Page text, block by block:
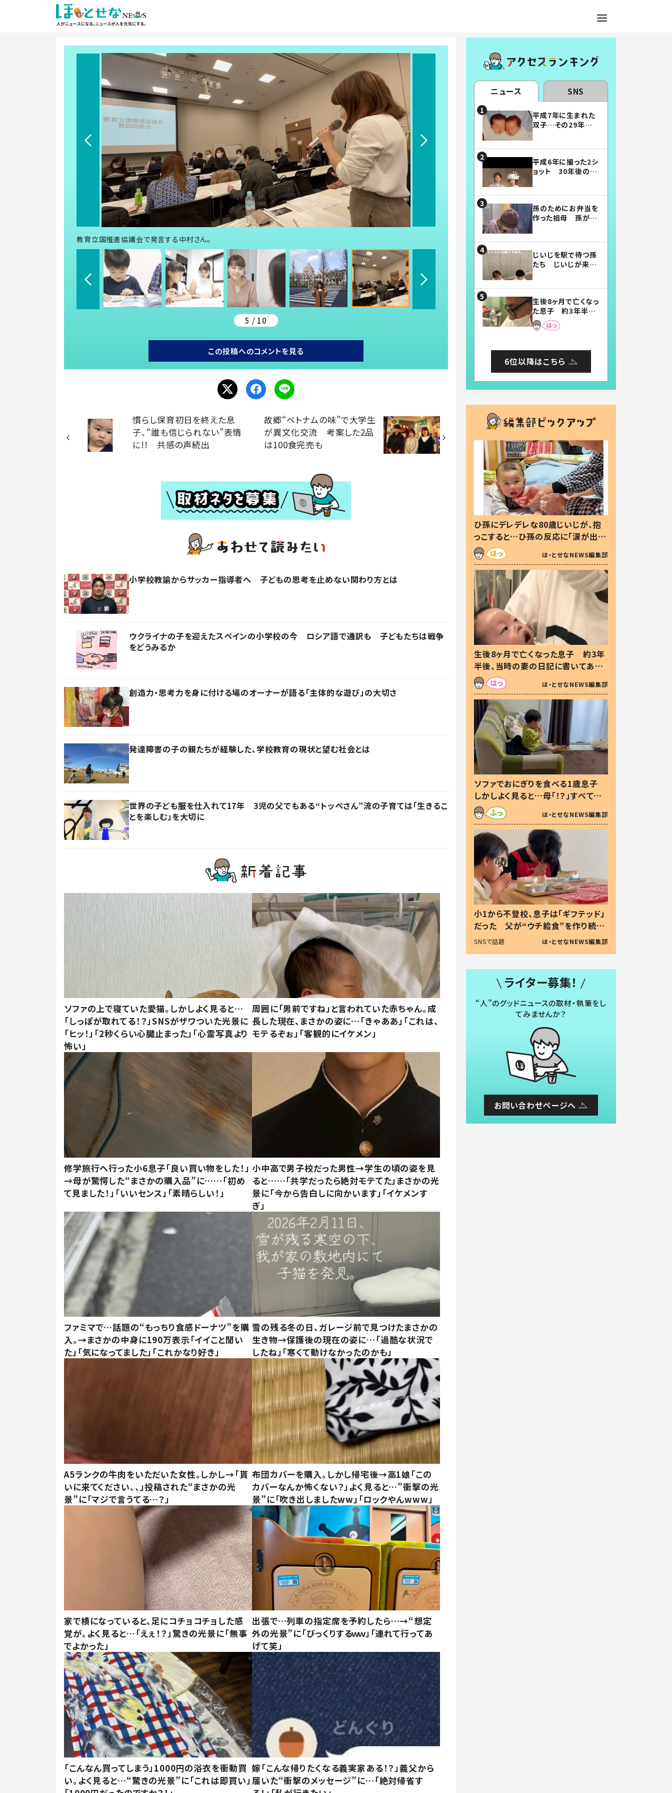
教育立国推進協議会で発言する中村さん。
5 / 10
この投稿へのコメントを見る
慣らし保育初日を終えた息
子、“誰も信じられない”表情
に!! 共感の声続出
故郷“ベトナムの味”で大学生
が異文化交流 考案した2品
は100食完売も
小学校教諭からサッカー指導者へ 子どもの思考を止めない関わり方とは
ウクライナの子を迎えたスペインの小学校の今 ロシア語で通訳も 子どもたちは戦争
をどうみるか
創造力・思考力を身に付ける場のオーナーが語る「主体的な遊び」の大切さ
発達障害の子の親たちが経験した、学校教育の現状と望む社会とは
世界の子ども服を仕入れて17年 3児の父でもある“トッペさん”流の子育ては「生きるこ
とを楽しむ」を大切に
ソファの上で寝ていた愛猫。しかしよく見ると…
「しっぽが取れてる！？」SNSがザワついた光景に
「ヒッ！」「2秒くらい心臓止まった」「心霊写真より
怖い」
周囲に「男前ですね」と言われていた赤ちゃん。成
長した現在、まさかの姿に…「きゃああ」「これは、
モテるぞぉ」「客観的にイケメン」
修学旅行へ行った小6息子「良い買い物をした！」
→母が驚愕した“まさかの購入品”に……「初め
て見ました！」「いいセンス」「素晴らしい！」
小中高で男子校だった男性→学生の頃の姿を見
ると……「共学だったら絶対モテてた」まさかの光
景に「今から告白しに向かいます」「イケメンす
ぎ」
ファミマで…話題の“もっちり食感ドーナツ”を購
入。→まさかの中身に190万表示「イイこと聞い
た」「気になってました」「これかなり好き」
雪の残る冬の日、ガレージ前で見つけたまさかの
生き物→保護後の現在の姿に…「過酷な状況で
したね」「寒くて動けなかったのかも」
A5ランクの牛肉をいただいた女性。しかし→「貰
いに来てください、、」投稿された“まさかの光
景”に「マジで言うてる…？」
布団カバーを購入。しかし帰宅後→高1娘「この
カバーなんか怖くない？」よく見ると…”衝撃の光
景”に「吹き出しましたww」「ロックやんwww」
家で横になっていると、足にコチョコチョした感
覚が。よく見ると…「えぇ！？」驚きの光景に「無事
でよかった」
出張で…列車の指定席を予約したら…→“想定
外の光景”に「びっくりするｗｗ」「連れて行ってあ
げて笑」
「こんなん買ってしまう」1000円の浴衣を衝動買
い。よく見ると…“驚きの光景”に「これは即買い」
嫁「こんな帰りたくなる義実家ある！？」義父から
届いた“衝撃のメッセージ”に…「絶対帰省す
ニュース SNS
平成7年に生まれた
双子…その29年後
平成6年に撮った2シ
ョット 30年後の姿
孫のためにお弁当を
作った祖母 孫が絶
じいじを駅で待つ孫
たち じいじが来た
まらない」「幸せにな
れる」
生後8ヶ月で亡くなっ
た息子 約3年半
後、当時の妻の日記
に書いてあった本音
6位以降はこちら
ひ孫にデレデレな80歳じいじが、抱
っこすると…ひ孫の反応に「涙が出ま
した」「可愛くて仕方ない」
ほ・とせなNEWS編集部
生後8ヶ月で亡くなった息子 約3年
半後、当時の妻の日記に書いてあっ
た本音とは
ほ・とせなNEWS編集部
ソファでおにぎりを食べる1歳息子
しかしよく見ると…母「！？」すべてを
察した母の投稿に「可愛いから許
す！」「現行犯〜」
ほ・とせなNEWS編集部
小1から不登校、息子は「ギフテッド」
だった 父が“ウチ給食”を作り続け
る理由とは #令和の親 #令和の子
SNSで話題 ほ・とせなNEWS編集部
ライター募集！
“人”のグッドニュースの取材・執筆をし
てみませんか？
お問い合わせページへ